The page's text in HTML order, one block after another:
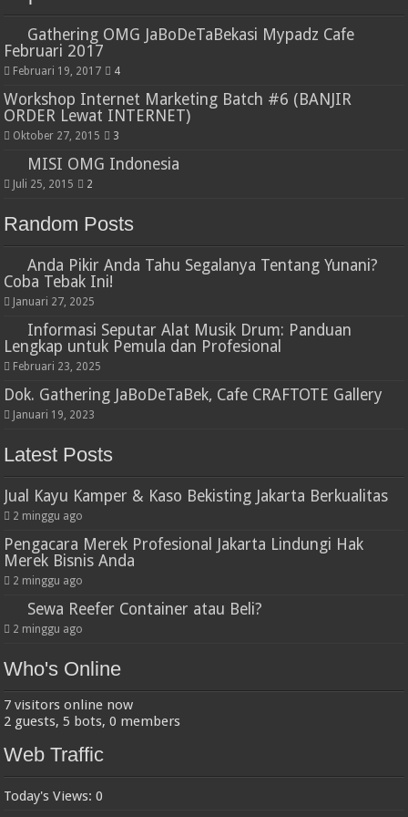
Gathering OMG JaBoDeTaBekasi Mypadz Cafe
Februari 2017
Februari 19, 2017 4
Workshop Internet Marketing Batch #6 (BANJIR
ORDER Lewat INTERNET)
Oktober 27, 2015 3
MISI OMG Indonesia
Juli 25, 2015 2
Random Posts
Anda Pikir Anda Tahu Segalanya Tentang Yunani?
Coba Tebak Ini!
Januari 27, 2025
Informasi Seputar Alat Musik Drum: Panduan
Lengkap untuk Pemula dan Profesional
Februari 23, 2025
Dok. Gathering JaBoDeTaBek, Cafe CRAFTOTE Gallery
Januari 19, 2023
Latest Posts
Jual Kayu Kamper & Kaso Bekisting Jakarta Berkualitas
2 minggu ago
Pengacara Merek Profesional Jakarta Lindungi Hak
Merek Bisnis Anda
2 minggu ago
Sewa Reefer Container atau Beli?
2 minggu ago
Who's Online
7 visitors online now
2 guests, 5 bots, 0 members
Web Traffic
Today's Views:0